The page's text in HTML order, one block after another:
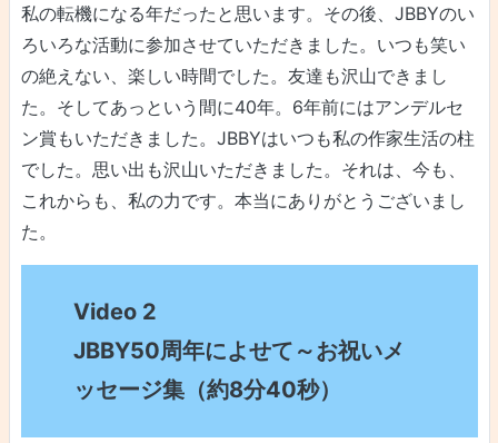
私の転機になる年だったと思います。その後、JBBYのい
ろいろな活動に参加させていただきました。いつも笑い
の絶えない、楽しい時間でした。友達も沢山できまし
た。そしてあっという間に40年。6年前にはアンデルセ
ン賞もいただきました。JBBYはいつも私の作家生活の柱
でした。思い出も沢山いただきました。それは、今も、
これからも、私の力です。本当にありがとうございまし
た。
Video 2
JBBY50周年によせて～お祝いメ
ッセージ集（約8分40秒）